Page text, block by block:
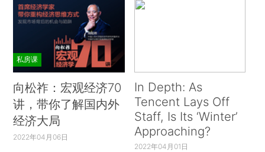
私房课
向松祚：宏观经济70
讲，带你了解国内外
经济大局
2022年04月06日
In Depth: As
Tencent Lays Off
Staff, Is Its ‘Winter’
Approaching?
2022年04月01日